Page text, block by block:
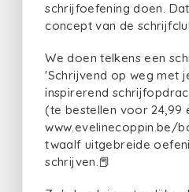
schrijfoefening doen.
concept van de
We doen telkens een
'Schrijvend op weg met
inspirerend
(te bestellen voor 24,99
www.evelinecoppin.be/
twaalf uitgebreide
schrijven.📕